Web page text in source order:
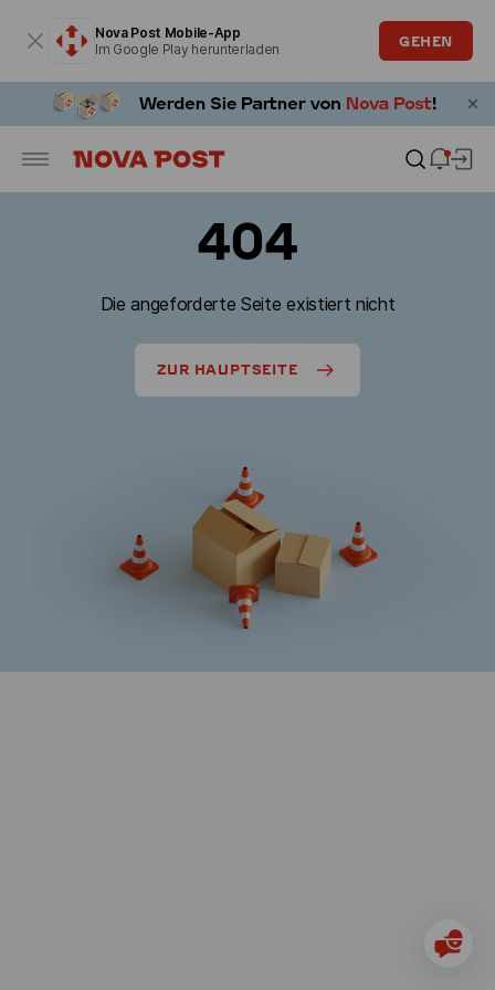
Nova Post Mobile-App
Im Google Play herunterladen
GEHEN
404
Die angeforderte Seite existiert nicht
ZUR HAUPTSEITE